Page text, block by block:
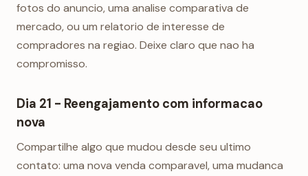
fotos do anuncio, uma analise comparativa de
mercado, ou um relatorio de interesse de
compradores na regiao. Deixe claro que nao ha
compromisso.
Dia 21 - Reengajamento com informacao
nova
Compartilhe algo que mudou desde seu ultimo
contato: uma nova venda comparavel, uma mudanca